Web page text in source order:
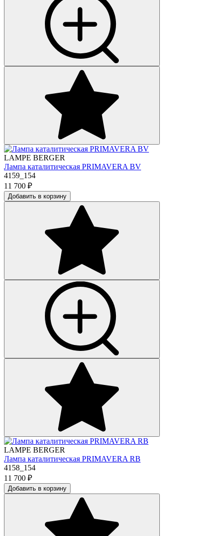
LAMPE BERGER
Лампа каталитическая PRIMAVERA BV
4159_154
11 700 ₽
Добавить в корзину
LAMPE BERGER
Лампа каталитическая PRIMAVERA RB
4158_154
11 700 ₽
Добавить в корзину